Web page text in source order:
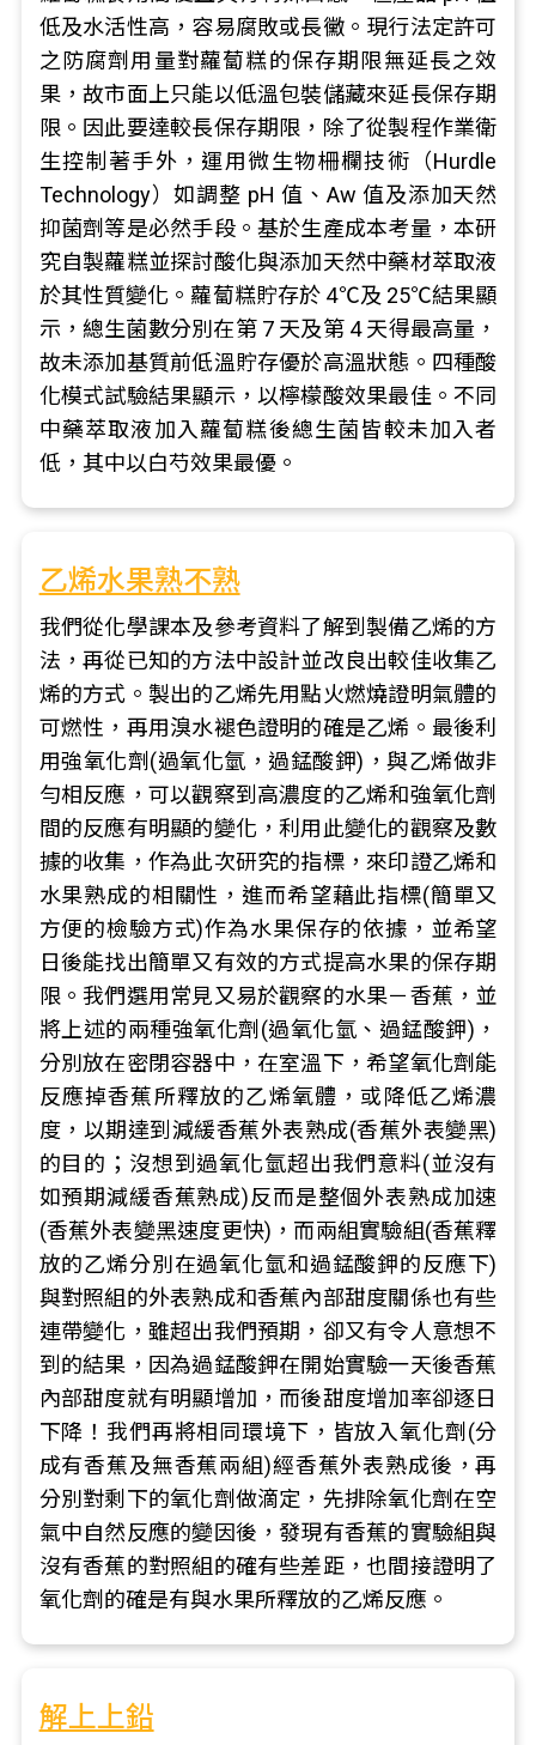
低及水活性高，容易腐敗或長黴。現行法定許可
之防腐劑用量對蘿蔔糕的保存期限無延長之效
果，故市面上只能以低溫包裝儲藏來延長保存期
限。因此要達較長保存期限，除了從製程作業衛
生控制著手外，運用微生物柵欄技術（Hurdle
Technology）如調整 pH 值、Aw 值及添加天然
抑菌劑等是必然手段。基於生產成本考量，本研
究自製蘿糕並探討酸化與添加天然中藥材萃取液
於其性質變化。蘿蔔糕貯存於 4℃及 25℃結果顯
示，總生菌數分別在第 7 天及第 4 天得最高量，
故未添加基質前低溫貯存優於高溫狀態。四種酸
化模式試驗結果顯示，以檸檬酸效果最佳。不同
中藥萃取液加入蘿蔔糕後總生菌皆較未加入者
低，其中以白芍效果最優。
乙烯水果熟不熟
我們從化學課本及參考資料了解到製備乙烯的方
法，再從已知的方法中設計並改良出較佳收集乙
烯的方式。製出的乙烯先用點火燃燒證明氣體的
可燃性，再用溴水褪色證明的確是乙烯。最後利
用強氧化劑(過氧化氫，過錳酸鉀)，與乙烯做非
勻相反應，可以觀察到高濃度的乙烯和強氧化劑
間的反應有明顯的變化，利用此變化的觀察及數
據的收集，作為此次研究的指標，來印證乙烯和
水果熟成的相關性，進而希望藉此指標(簡單又
方便的檢驗方式)作為水果保存的依據，並希望
日後能找出簡單又有效的方式提高水果的保存期
限。我們選用常見又易於觀察的水果－香蕉，並
將上述的兩種強氧化劑(過氧化氫、過錳酸鉀)，
分別放在密閉容器中，在室溫下，希望氧化劑能
反應掉香蕉所釋放的乙烯氧體，或降低乙烯濃
度，以期達到減緩香蕉外表熟成(香蕉外表變黑)
的目的；沒想到過氧化氫超出我們意料(並沒有
如預期減緩香蕉熟成)反而是整個外表熟成加速
(香蕉外表變黑速度更快)，而兩組實驗組(香蕉釋
放的乙烯分別在過氧化氫和過錳酸鉀的反應下)
與對照組的外表熟成和香蕉內部甜度關係也有些
連帶變化，雖超出我們預期，卻又有令人意想不
到的結果，因為過錳酸鉀在開始實驗一天後香蕉
內部甜度就有明顯增加，而後甜度增加率卻逐日
下降！我們再將相同環境下，皆放入氧化劑(分
成有香蕉及無香蕉兩組)經香蕉外表熟成後，再
分別對剩下的氧化劑做滴定，先排除氧化劑在空
氣中自然反應的變因後，發現有香蕉的實驗組與
沒有香蕉的對照組的確有些差距，也間接證明了
氧化劑的確是有與水果所釋放的乙烯反應。
解上上鉛